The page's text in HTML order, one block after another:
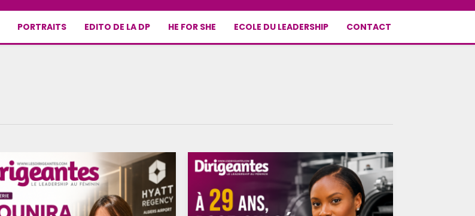
PORTRAITS EDITO DE LA DP HE FOR SHE ECOLE DU LEADERSHIP CONTACT